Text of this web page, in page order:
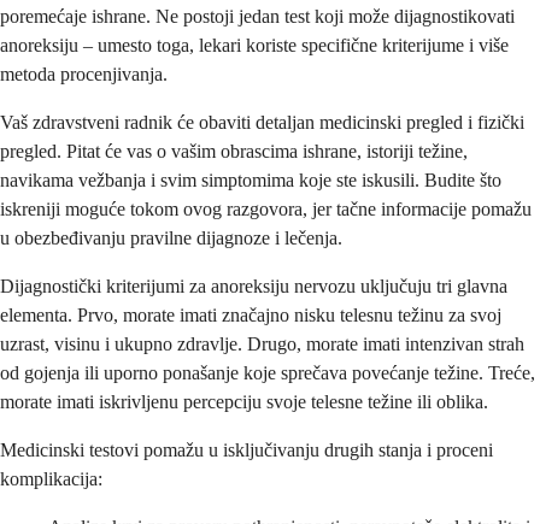
poremećaje ishrane. Ne postoji jedan test koji može dijagnostikovati
anoreksiju – umesto toga, lekari koriste specifične kriterijume i više
metoda procenjivanja.
Vaš zdravstveni radnik će obaviti detaljan medicinski pregled i fizički
pregled. Pitat će vas o vašim obrascima ishrane, istoriji težine,
navikama vežbanja i svim simptomima koje ste iskusili. Budite što
iskreniji moguće tokom ovog razgovora, jer tačne informacije pomažu
u obezbeđivanju pravilne dijagnoze i lečenja.
Dijagnostički kriterijumi za anoreksiju nervozu uključuju tri glavna
elementa. Prvo, morate imati značajno nisku telesnu težinu za svoj
uzrast, visinu i ukupno zdravlje. Drugo, morate imati intenzivan strah
od gojenja ili uporno ponašanje koje sprečava povećanje težine. Treće,
morate imati iskrivljenu percepciju svoje telesne težine ili oblika.
Medicinski testovi pomažu u isključivanju drugih stanja i proceni
komplikacija: